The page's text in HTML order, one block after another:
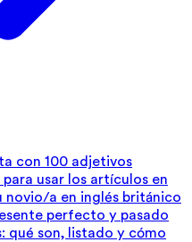
con 100 adjetivos
usar los artículos en
novio/a en inglés británico
perfecto y pasado
qué son, listado y cómo